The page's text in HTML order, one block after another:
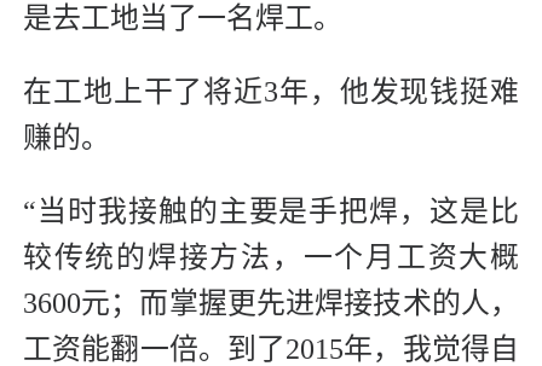
是去工地当了一名焊工。
在工地上干了将近3年，他发现钱挺难
赚的。
“当时我接触的主要是手把焊，这是比
较传统的焊接方法，一个月工资大概
3600元；而掌握更先进焊接技术的人，
工资能翻一倍。到了2015年，我觉得自